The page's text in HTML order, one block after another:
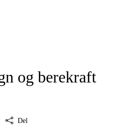
og berekraft
Del